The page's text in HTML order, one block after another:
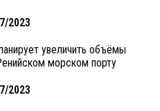
2023
увеличить объёмы
морском порту
2023